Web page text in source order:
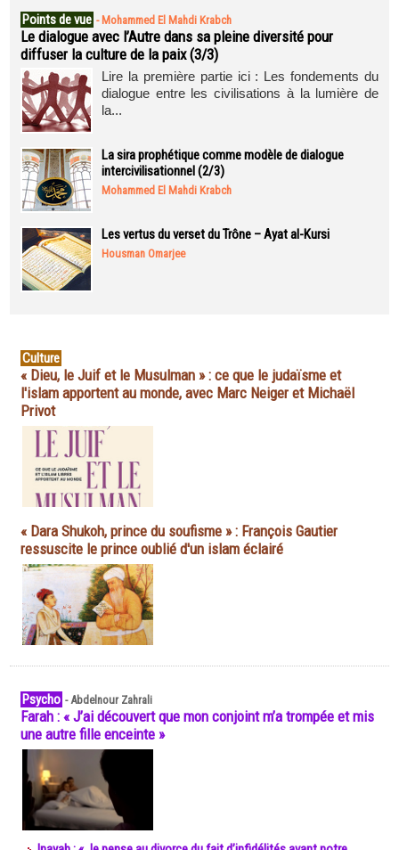
Points de vue - Mohammed El Mahdi Krabch
Le dialogue avec l’Autre dans sa pleine diversité pour
diffuser la culture de la paix (3/3)
Lire la première partie ici : Les fondements du
dialogue entre les civilisations à la lumière de
la...
La sira prophétique comme modèle de dialogue
intercivilisationnel (2/3)
Mohammed El Mahdi Krabch
Les vertus du verset du Trône – Ayat al-Kursi
Housman Omarjee
Culture
« Dieu, le Juif et le Musulman » : ce que le judaïsme et
l'islam apportent au monde, avec Marc Neiger et Michaël
Privot
« Dara Shukoh, prince du soufisme » : François Gautier
ressuscite le prince oublié d'un islam éclairé
Psycho -Abdelnour Zahrali
Farah : « J’ai découvert que mon conjoint m’a trompée et mis
une autre fille enceinte »